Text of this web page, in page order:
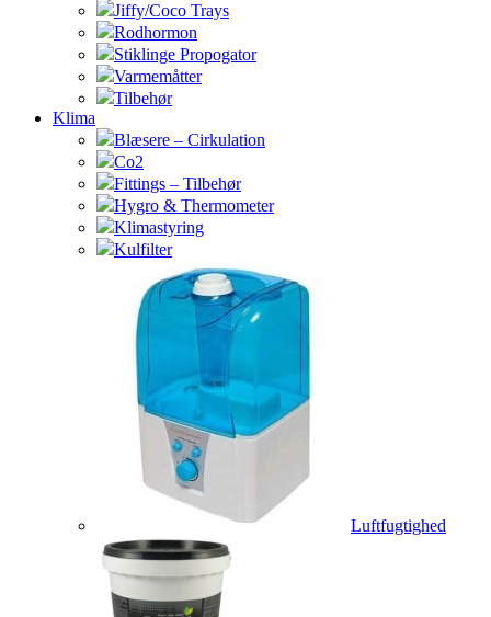
Jiffy/Coco Trays
Rodhormon
Stiklinge Propogator
Varmemåtter
Tilbehør
Klima
Blæsere – Cirkulation
Co2
Fittings – Tilbehør
Hygro & Thermometer
Klimastyring
Kulfilter
Luftfugtighed